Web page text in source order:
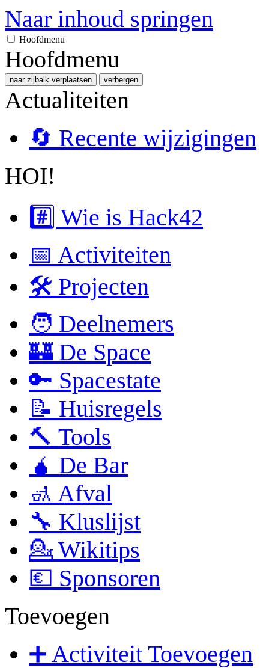
Naar inhoud springen
Hoofdmenu
Hoofdmenu
naar zijbalk verplaatsen verbergen
Actualiteiten
🔄 Recente wijzigingen
HOI!
#️⃣ Wie is Hack42
📅 Activiteiten
🛠 Projecten
🧑 Deelnemers
🏰 De Space
🔑 Spacestate
📝 Huisregels
🔨 Tools
🧉 De Bar
🚮 Afval
🔧 Kluslijst
💁 Wikitips
💶 Sponsoren
Toevoegen
➕ Activiteit Toevoegen